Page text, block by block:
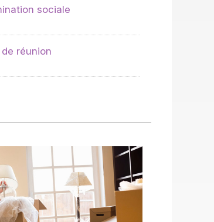
sociale
réunion